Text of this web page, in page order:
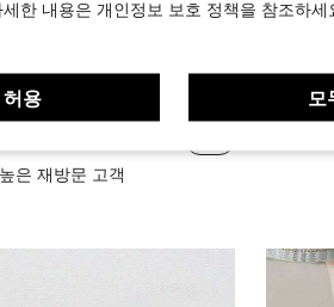
684원 절약
높은 재방문 고객
한 내용은 개인정보 보호 정책을 참조하세
허용 모